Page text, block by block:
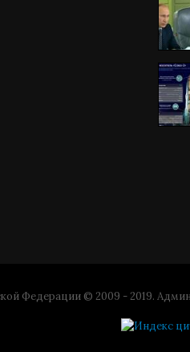
Федерации © 2009 - 2019.